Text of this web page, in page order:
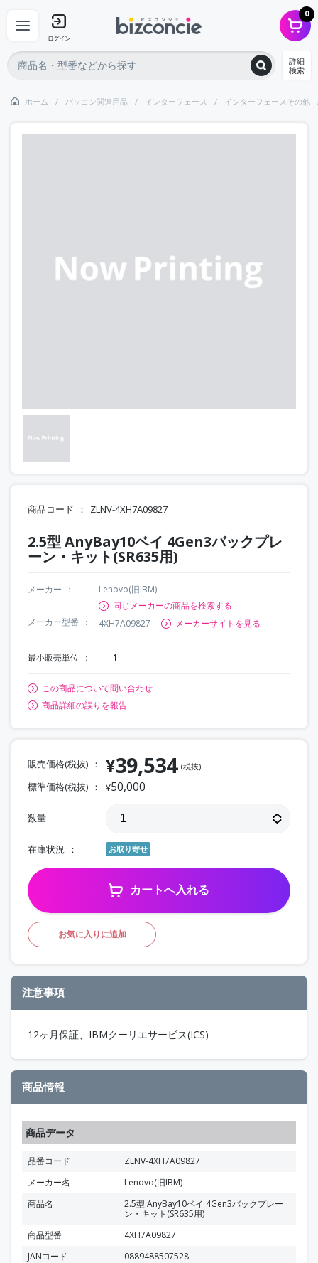
ログイン
0
詳細
検索
ホーム パソコン関連用品 インターフェース インターフェースその他
商品コード ZLNV-4XH7A09827
2.5型 AnyBay10ベイ 4Gen3バックプレ
ーン・キット(SR635用)
メーカー
Lenovo(旧IBM)
同じメーカーの商品を検索する
メーカー型番
4XH7A09827 メーカーサイトを見る
最小販売単位 1
この商品について問い合わせ
商品詳細の誤りを報告
販売価格(税抜) ¥39,534 (税抜)
標準価格(税抜) ¥50,000
数量
在庫状況 お取り寄せ
カートへ入れる
お気に入りに追加
注意事項
12ヶ月保証、IBMクーリエサービス(ICS)
商品情報
商品データ
品番コード
ZLNV-4XH7A09827
メーカー名
Lenovo(旧IBM)
商品名
2.5型 AnyBay10ベイ 4Gen3バックプレー
ン・キット(SR635用)
商品型番
4XH7A09827
JANコード
0889488507528